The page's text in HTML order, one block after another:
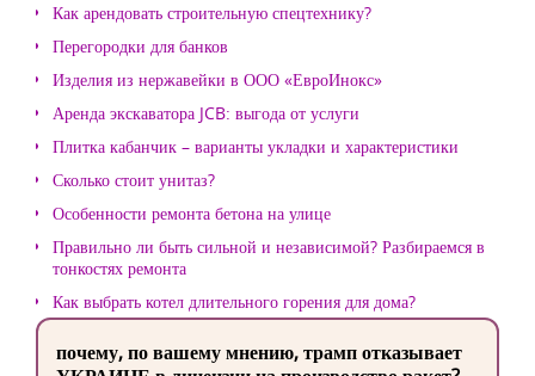
Как арендовать строительную спецтехнику?
Перегородки для банков
Изделия из нержавейки в ООО «ЕвроИнокс»
Аренда экскаватора JCB: выгода от услуги
Плитка кабанчик – варианты укладки и характеристики
Сколько стоит унитаз?
Особенности ремонта бетона на улице
Правильно ли быть сильной и независимой? Разбираемся в
тонкостях ремонта
Как выбрать котел длительного горения для дома?
почему, по вашему мнению, трамп отказывает